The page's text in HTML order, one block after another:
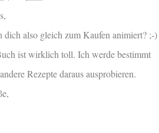
dich also gleich zum Kaufen animiert? ;-)
ist wirklich toll. Ich werde bestimmt
Rezepte daraus ausprobieren.